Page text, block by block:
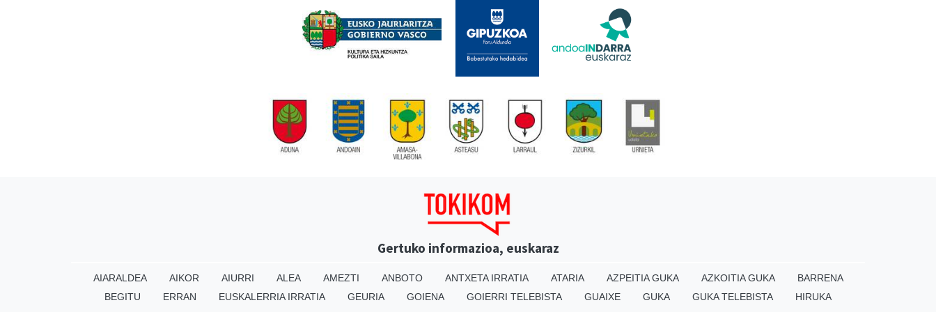
Gertuko informazioa, euskaraz
AIARALDEA AIKOR AIURRI ALEA AMEZTI ANBOTO ANTXETA IRRATIA ATARIA AZPEITIA GUKA AZKOITIA GUKA
BARRENA
BEGITU
ERRAN EUSKALERRIA IRRATIA GEURIA GOIENA GOIERRI TELEBISTA GUAIXE GUKA GUKA TELEBISTA
HIRUKA